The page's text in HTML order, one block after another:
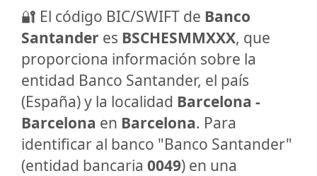
🔐 El código BIC/SWIFT de Banco
Santander es BSCHESMMXXX, que
proporciona información sobre la
entidad Banco Santander, el país
(España) y la localidad Barcelona -
Barcelona en Barcelona. Para
identificar al banco "Banco Santander"
(entidad bancaria 0049) en una